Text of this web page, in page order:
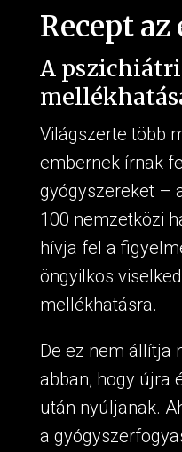
Recept
A
Világszerte több
embernek írnak
gyógyszereket –
100 nemzetközi
hívja fel a
öngyilkos
mellékhatásra.
De ez nem állítja
abban, hogy újra
után nyúljanak.
a